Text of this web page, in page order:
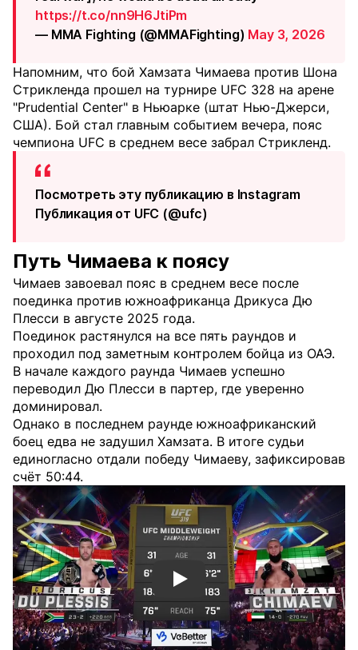
https://t.co/nn9H6JtiPm
— MMA Fighting (@MMAFighting) May 3, 2026
Напомним, что бой Хамзата Чимаева против Шона
Стрикленда прошел на турнире UFC 328 на арене
"Prudential Center" в Ньюарке (штат Нью-Джерси,
США). Бой стал главным событием вечера, пояс
чемпиона UFC в среднем весе забрал Стрикленд.
Посмотреть эту публикацию в Instagram
Публикация от UFC (@ufc)
Путь Чимаева к поясу
Чимаев завоевал пояс в среднем весе после
поединка против южноафриканца Дрикуса Дю
Плесси в августе 2025 года.
Поединок растянулся на все пять раундов и
проходил под заметным контролем бойца из ОАЭ.
В начале каждого раунда Чимаев успешно
переводил Дю Плесси в партер, где уверенно
доминировал.
Однако в последнем раунде южноафриканский
боец едва не задушил Хамзата. В итоге судьи
единогласно отдали победу Чимаеву, зафиксировав
счёт 50:44.
Смотреть видео YouTube